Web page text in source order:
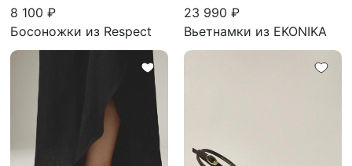
8 100 ₽
Босоножки из Respect
23 990 ₽
Вьетнамки из EKONIKA